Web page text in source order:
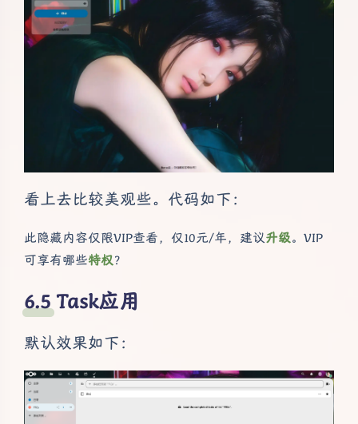
看上去比较美观些。代码如下：
此隐藏内容仅限VIP查看，仅10元/年，建议升级。VIP
可享有哪些特权？
Task应用
默认效果如下：